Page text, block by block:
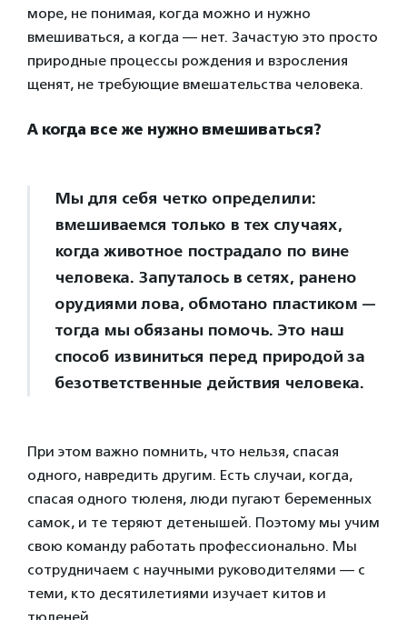
море, не понимая, когда можно и нужно
вмешиваться, а когда — нет. Зачастую это просто
природные процессы рождения и взросления
щенят, не требующие вмешательства человека.
А когда все же нужно вмешиваться?
Мы для себя четко определили:
вмешиваемся только в тех случаях,
когда животное пострадало по вине
человека. Запуталось в сетях, ранено
орудиями лова, обмотано пластиком —
тогда мы обязаны помочь. Это наш
способ извиниться перед природой за
безответственные действия человека.
При этом важно помнить, что нельзя, спасая
одного, навредить другим. Есть случаи, когда,
спасая одного тюленя, люди пугают беременных
самок, и те теряют детенышей. Поэтому мы учим
свою команду работать профессионально. Мы
сотрудничаем с научными руководителями — с
теми, кто десятилетиями изучает китов и